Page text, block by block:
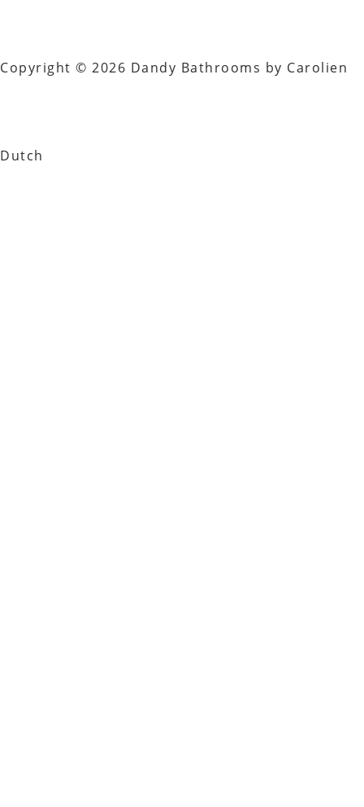
Copyright © 2026 Dandy Bathrooms by Carolien
Dutch